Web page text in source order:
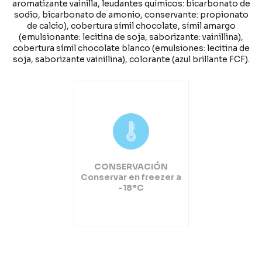
aromatizante vainilla, leudantes químicos: bicarbonato de
sodio, bicarbonato de amonio, conservante: propionato
de calcio), cobertura símil chocolate, símil amargo
(emulsionante: lecitina de soja, saborizante: vainillina),
cobertura símil chocolate blanco (emulsiones: lecitina de
soja, saborizante vainillina), colorante (azul brillante FCF).
CONSERVACIÓN
Conservar en freezer a
-18°C